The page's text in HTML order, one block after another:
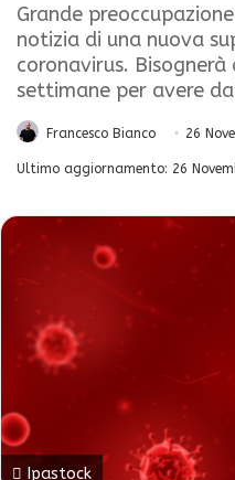
Grande
notizia di una nuova
coronavirus.
settimane per avere
Francesco Bianco 26
Ultimo aggiornamento: 26
Ipastock